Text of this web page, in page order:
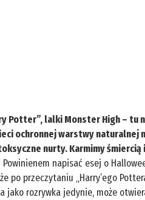
Potter”, lalki Monster High – tu
ochronnej warstwy
nurty. Karmimy
Powinienem napisać esej o
po przeczytaniu „Harry’ego
jako rozrywka jedynie, może